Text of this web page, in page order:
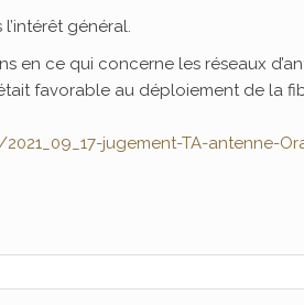
général.
en ce qui concerne les réseaux
favorable au déploiement de la
jugement-TA-antenne-